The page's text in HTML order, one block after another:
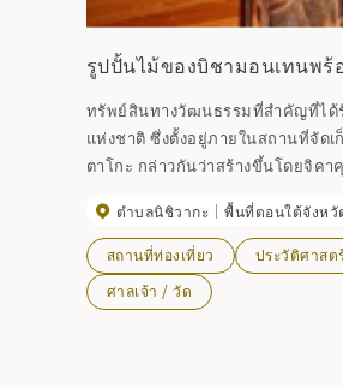
รูปปั้นไม้ของบิชามอนเทนพร้
ทรัพย์สินทางวัฒนธรรมที่สำคัญที่ได้
แห่งชาติ ซึ่งตั้งอยู่ภายในสถานที่จัดเ
ตาโกะ กล่าวกันว่าสร้างขึ้นโดยจิคาคุ ไดชิ ในปีที่ 3 ของรัชสมัย
เดียวโดยใช้ขวาน มีลวดลายสลักที่แ
โดยปกติจะปิด จำเป็นต้องจองล่วงหน้
ตำบลนิชิวากะ พื้นที่ตอนใต้จังหวั
สถานที่ท่องเที่ยว
ประวัติศาส
ศาลเจ้า / วัด